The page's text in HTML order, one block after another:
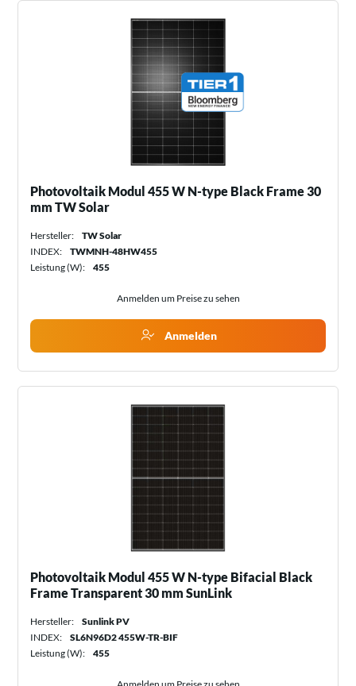
Photovoltaik Modul 455 W N-type Black Frame 30
mm TW Solar
Hersteller:
TW Solar
INDEX:
TWMNH-48HW455
Leistung (W):
455
Anmelden um Preise zu sehen
Anmelden
Photovoltaik Modul 455 W N-type Bifacial Black
Frame Transparent 30 mm SunLink
Hersteller:
Sunlink PV
INDEX:
SL6N96D2 455W-TR-BIF
Leistung (W):
455